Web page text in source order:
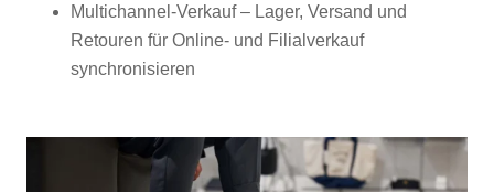
Multichannel-Verkauf – Lager, Versand und
Retouren für Online- und Filialverkauf
synchronisieren